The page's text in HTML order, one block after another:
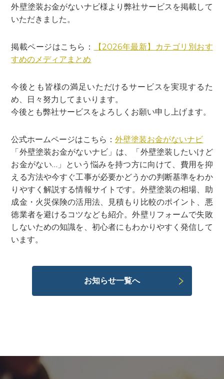
外壁塗装お金がないナビ様より弊社サービスを掲載して
いただきました。
掲載ページはこちら：
【2026年最新】カテゴリ別おす
すめのメディアまとめ
今後とも皆様の満足いただけるサービスを実現するた
め、日々努力してまいります。
今後とも弊社サービスをよろしくお願い申し上げます。
公式ホームページはこちら：外壁塗装お金がないナビ
「外壁塗装お金がないナビ」は、「外壁塗装したいけど
お金がない…」という悩みを持つ方に向けて、費用を抑
える方法や今すぐ工事が必要かどうかの判断基準をわか
りやすく解説する情報サイトです。外壁塗装の相場、助
成金・火災保険の活用法、見積もり比較のポイント、悪
徳業者を避けるコツなども紹介。外壁リフォームで失敗
しないための知識を、初心者にもわかりやすく発信して
います。
お知らせ一覧へ